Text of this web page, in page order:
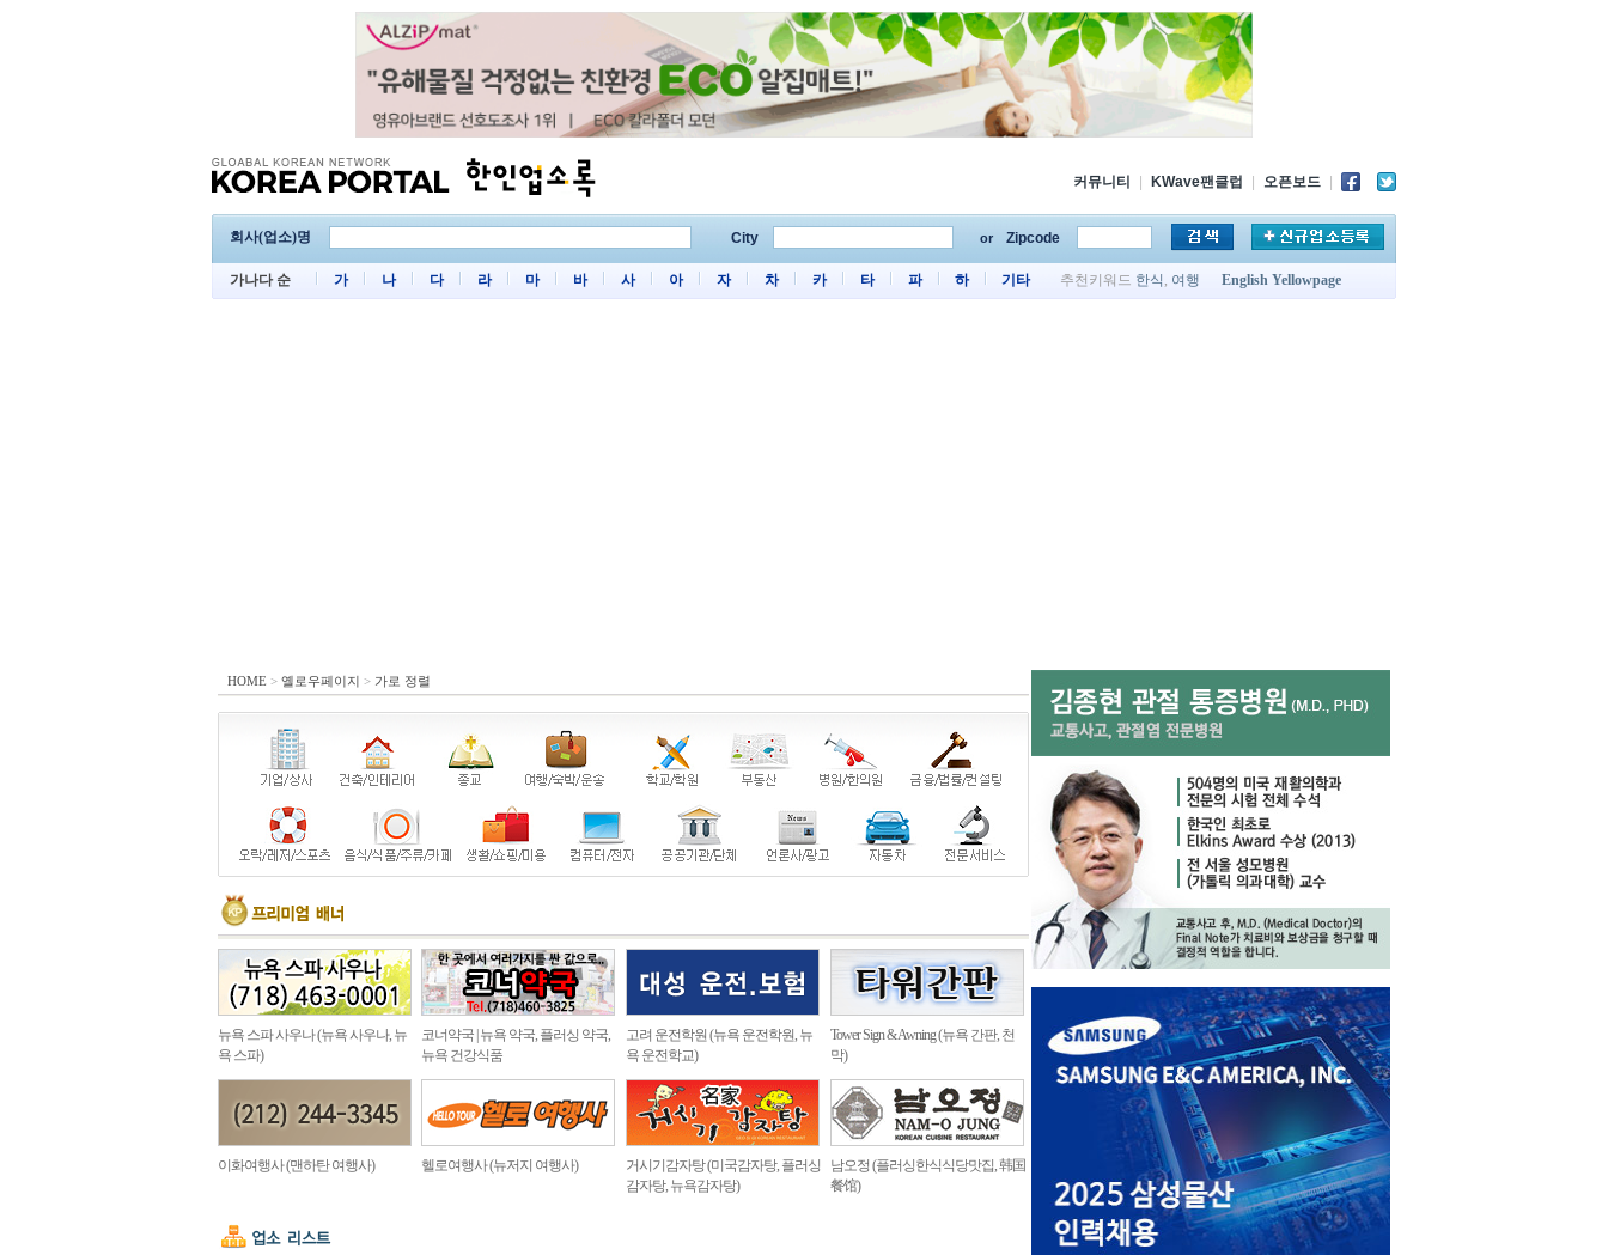
커뮤니티 KWave팬클럽 오픈보드
회사(업소)명 City or Zipcode
가나다 순 가 나 다 라 마 바 사 아 자 차 카 타 파 하 기타 추천키워드 한식 , 여행 English Yellowpage
HOME > 옐로우페이지 > 가로 정렬
뉴욕 스파 사우나 (뉴욕 사우나, 뉴
욕 스파)
코너약국 | 뉴욕 약국, 플러싱 약국,
뉴욕 건강식품
고려 운전학원 (뉴욕 운전학원, 뉴
욕 운전학교)
Tower Sign & Awning (뉴욕 간판, 천
막)
이화여행사 (맨하탄 여행사) 헬로여행사 (뉴저지 여행사)
거시기감자탕 (미국감자탕, 플러싱
감자탕, 뉴욕감자탕)
남오정 (플러싱한식식당맛집, 韩国
餐馆)